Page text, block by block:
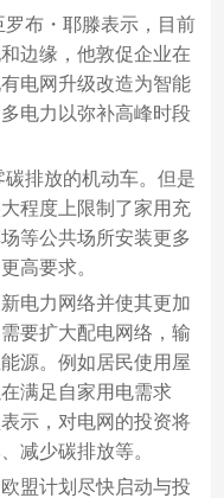
布・耶滕表示，目前
边缘，他敦促企业在
电网升级改造为智能
电力以弥补高峰时段
排放的机动车。但是
程度上限制了家用充
等公共场所安装更多
高要求。
电力网络并使其更加
要扩大配电网络，输
源。例如居民使用屋
满足自家用电需求
示，对电网的投资将
减少碳排放等。
盟计划尽快启动与投